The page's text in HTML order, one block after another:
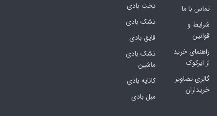
تماس با ما
شرایط و
قوانین
راهنمای خرید
از ایرکوک
گالری تصاویر
خریداران
تخت بادی
تشک بادی
قایق بادی
تشک بادی
ماشین
کاناپه بادی
مبل بادی